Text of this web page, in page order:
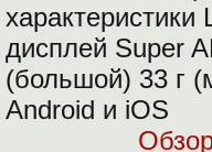
дисплей Super
(большой) 33 г
Android и iOS